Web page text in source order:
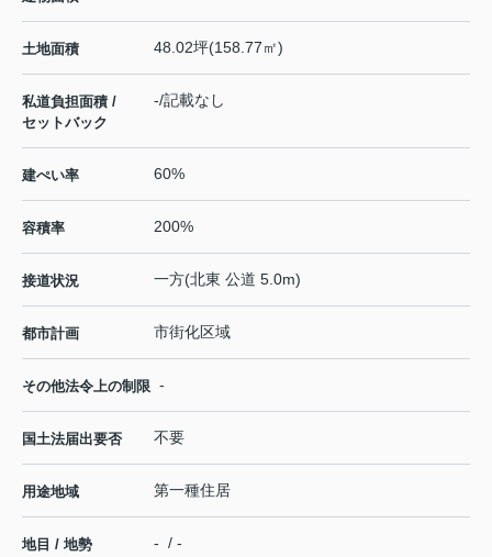
土地面積 48.02坪(158.77㎡)
私道負担面積 /
セットバック
-/記載なし
建ぺい率 60%
容積率 200%
接道状況 一方(北東 公道 5.0m)
都市計画 市街化区域
その他法令上の制限 -
国土法届出要否 不要
用途地域 第一種住居
地目 / 地勢 - / -